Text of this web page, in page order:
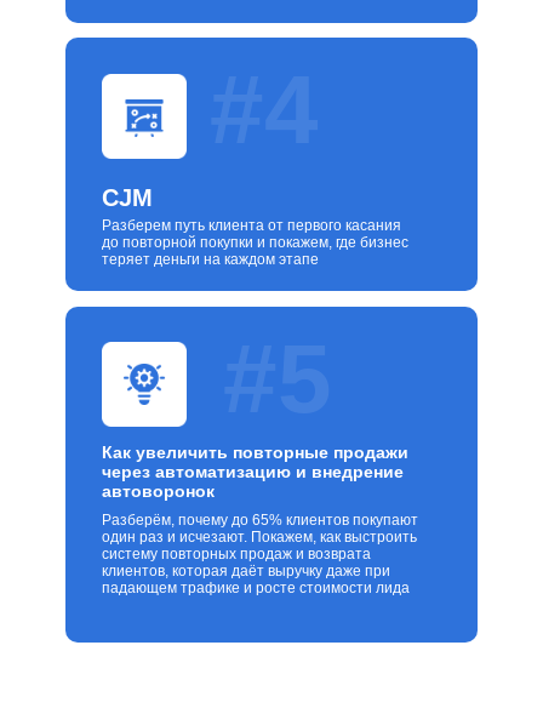
Разберем путь клиента от первого касания
до повторной покупки и покажем, где бизнес
теряет деньги на каждом этапе
CJM
Разберём, почему до 65% клиентов покупают
один раз и исчезают. Покажем, как выстроить
систему повторных продаж и возврата
клиентов, которая даёт выручку даже при
падающем трафике и росте стоимости лида
Как увеличить повторные продажи
через автоматизацию и внедрение
автоворонок